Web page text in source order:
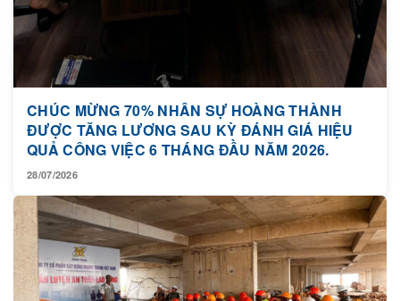
CHÚC MỪNG 70% NHÂN SỰ HOÀNG THÀNH
ĐƯỢC TĂNG LƯƠNG SAU KỲ ĐÁNH GIÁ HIỆU
QUẢ CÔNG VIỆC 6 THÁNG ĐẦU NĂM 2026.
28/07/2026